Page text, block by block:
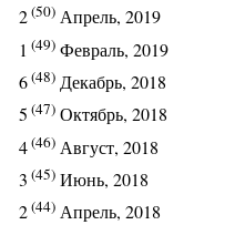
2(50) Апрель, 2019
1 (49) Февраль, 2019
6(48) Декабрь, 2018
5 (47) Октябрь, 2018
4(46) Август, 2018
3 (45) Июнь, 2018
2(44) Апрель, 2018